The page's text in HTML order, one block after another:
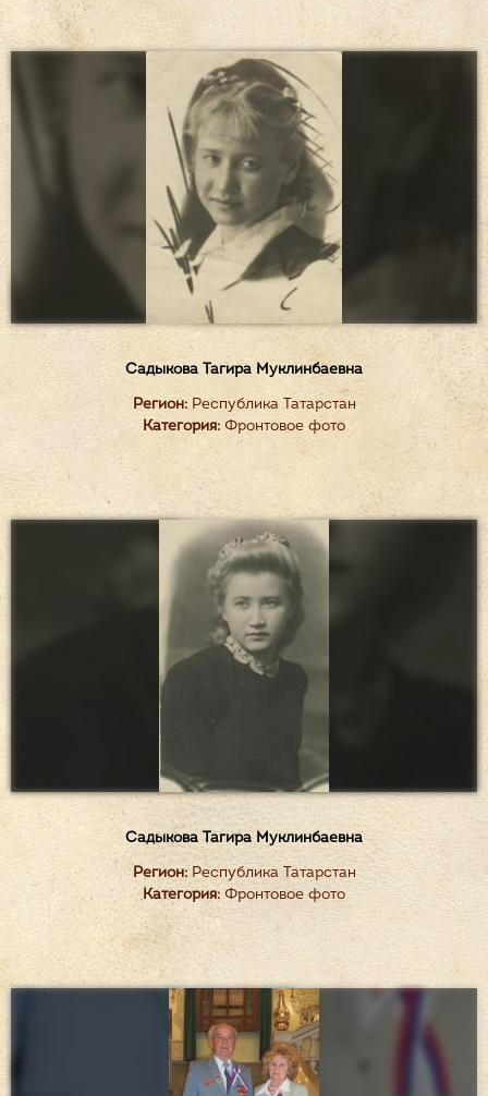
Садыкова Тагира Муклинбаевна
Регион:Республика Татарстан
Категория: Фронтовое фото
Садыкова Тагира Муклинбаевна
Регион:Республика Татарстан
Категория:Фронтовое фото